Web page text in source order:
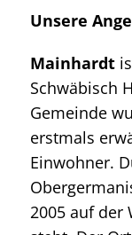
Unsere
Mainhardt
Schwäbisch
Gemeinde
erstmals
Einwohner.
2005 auf der